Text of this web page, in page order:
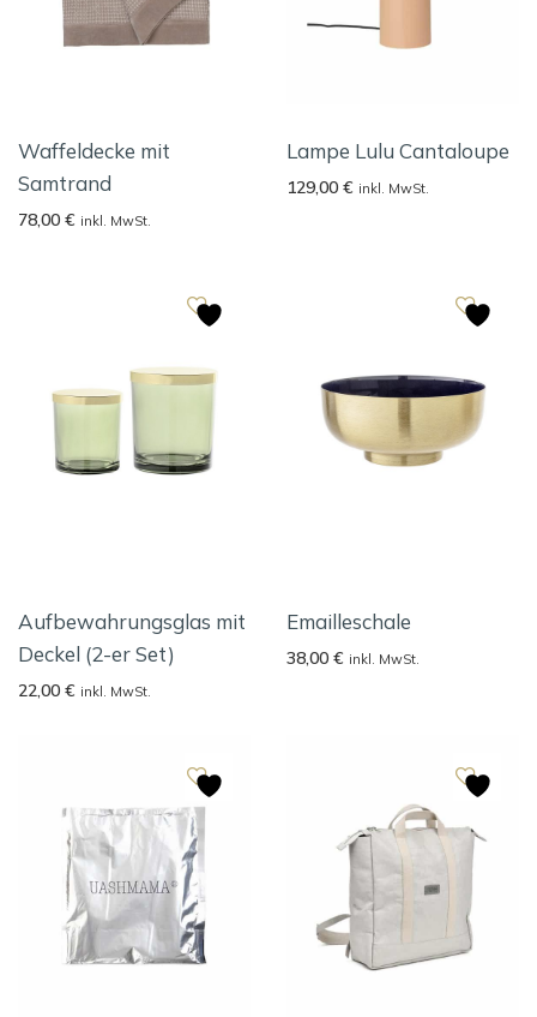
Waffeldecke mit
Samtrand
78,00 € inkl. MwSt.
Lampe Lulu Cantaloupe
129,00 € inkl. MwSt.
Aufbewahrungsglas mit
Deckel (2-er Set)
22,00 € inkl. MwSt.
Emailleschale
38,00 € inkl. MwSt.